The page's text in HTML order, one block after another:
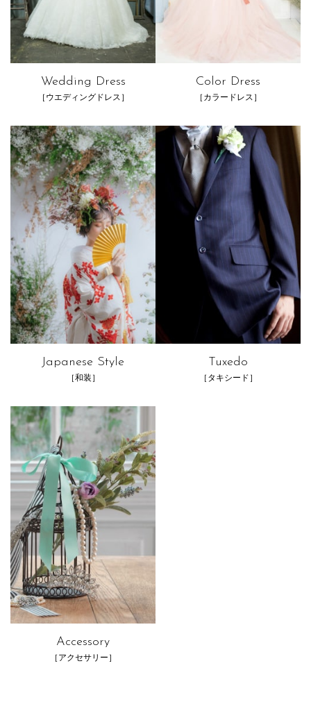
Wedding Dress
［ウエディングドレス］
Color Dress
［カラードレス］
Japanese Style
［和装］
Tuxedo
［タキシード］
Accessory
［アクセサリー］